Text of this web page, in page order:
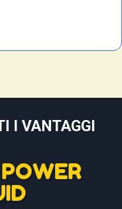
I VANTAGGI